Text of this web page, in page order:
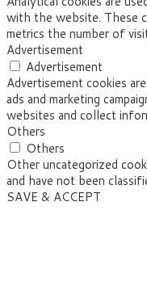
with the website. These
metrics the number of
Advertisement
Advertisement
Advertisement cookies
ads and marketing
websites and collect
Others
Others
Other uncategorized
and have not been
SAVE & ACCEPT